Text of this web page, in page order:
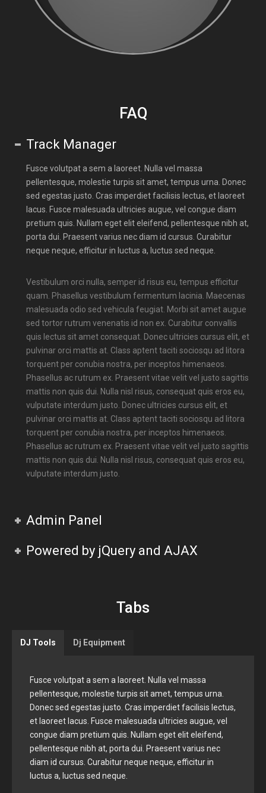
FAQ
Track Manager
Fusce volutpat a sem a laoreet. Nulla vel massa
pellentesque, molestie turpis sit amet, tempus urna. Donec
sed egestas justo. Cras imperdiet facilisis lectus, et laoreet
lacus. Fusce malesuada ultricies augue, vel congue diam
pretium quis. Nullam eget elit eleifend, pellentesque nibh at,
porta dui. Praesent varius nec diam id cursus. Curabitur
neque neque, efficitur in luctus a, luctus sed neque.
Vestibulum orci nulla, semper id risus eu, tempus efficitur
quam. Phasellus vestibulum fermentum lacinia. Maecenas
malesuada odio sed vehicula feugiat. Morbi sit amet augue
sed tortor rutrum venenatis id non ex. Curabitur convallis
quis lectus sit amet consequat. Donec ultricies cursus elit, et
pulvinar orci mattis at. Class aptent taciti sociosqu ad litora
torquent per conubia nostra, per inceptos himenaeos.
Phasellus ac rutrum ex. Praesent vitae velit vel justo sagittis
mattis non quis dui. Nulla nisl risus, consequat quis eros eu,
vulputate interdum justo. Donec ultricies cursus elit, et
pulvinar orci mattis at. Class aptent taciti sociosqu ad litora
torquent per conubia nostra, per inceptos himenaeos.
Phasellus ac rutrum ex. Praesent vitae velit vel justo sagittis
mattis non quis dui. Nulla nisl risus, consequat quis eros eu,
vulputate interdum justo.
Admin Panel
Powered by jQuery and AJAX
Tabs
DJ Tools Dj Equipment
Fusce volutpat a sem a laoreet. Nulla vel massa
pellentesque, molestie turpis sit amet, tempus urna.
Donec sed egestas justo. Cras imperdiet facilisis lectus,
et laoreet lacus. Fusce malesuada ultricies augue, vel
congue diam pretium quis. Nullam eget elit eleifend,
pellentesque nibh at, porta dui. Praesent varius nec
diam id cursus. Curabitur neque neque, efficitur in
luctus a, luctus sed neque.